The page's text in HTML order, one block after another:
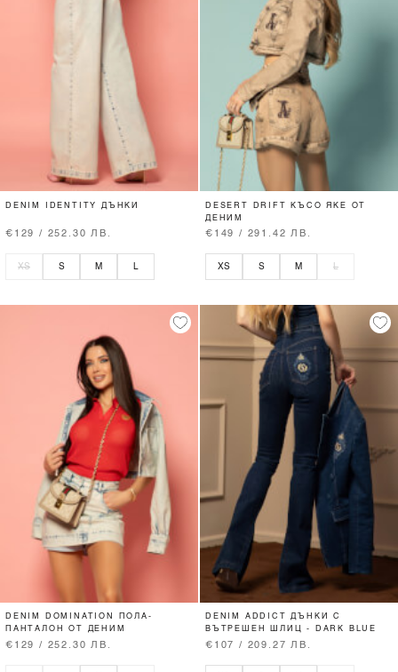
DENIM IDENTITY ДЪНКИ
€129 / 252.30 ЛВ.
XS S M L
DESERT DRIFT КЪСО ЯКЕ ОТ
ДЕНИМ
€149 / 291.42 ЛВ.
XS S M L
DENIM DOMINATION ПОЛА-
ПАНТАЛОН ОТ ДЕНИМ
€129 / 252.30 ЛВ.
DENIM ADDICT ДЪНКИ С
ВЪТРЕШЕН ШЛИЦ - DARK BLUE
€107 / 209.27 ЛВ.